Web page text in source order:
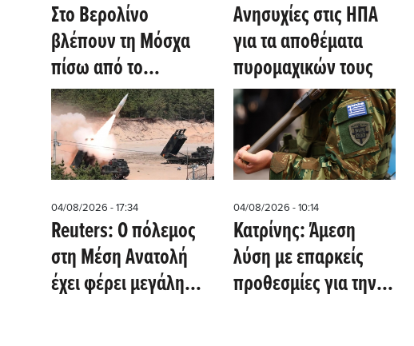
Στο Βερολίνο
βλέπουν τη Μόσχα
πίσω από το
παγιδευμένο drone
σε στρατηγικής
σημασίας
αεροδρόμιο
Ανησυχίες στις ΗΠΑ
για τα αποθέματα
πυρομαχικών τους
04/08/2026 - 17:34
Reuters: Ο πόλεμος
στη Μέση Ανατολή
έχει φέρει μεγάλη
04/08/2026 - 10:14
Κατρίνης: Άμεση
λύση με επαρκείς
προθεσμίες για την